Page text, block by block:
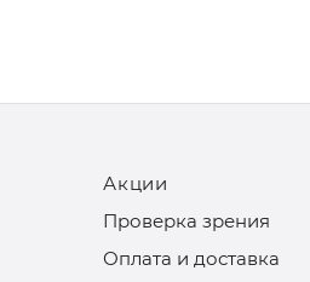
Акции
Проверка зрения
Оплата и доставка